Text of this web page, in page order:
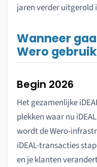
jaren verder uitgerold
Wanneer
Wero
Begin 2026
Het gezamenlijke
plekken waar nu
wordt de Wero-
iDEAL-transacties
en je klanten